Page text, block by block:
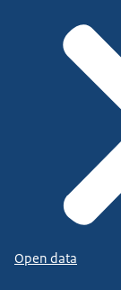
Open data